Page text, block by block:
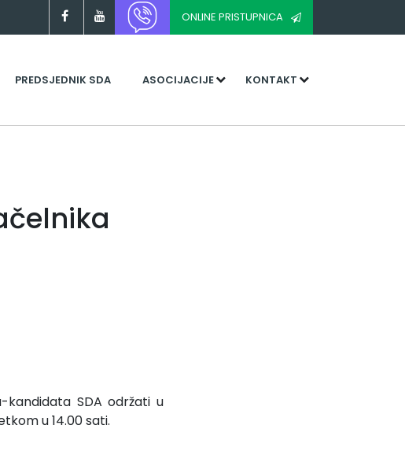
ONLINE PRISTUPNICA
PREDSJEDNIK SDA ASOCIJACIJE KONTAKT
SDA održati u
u 14.00 sati.